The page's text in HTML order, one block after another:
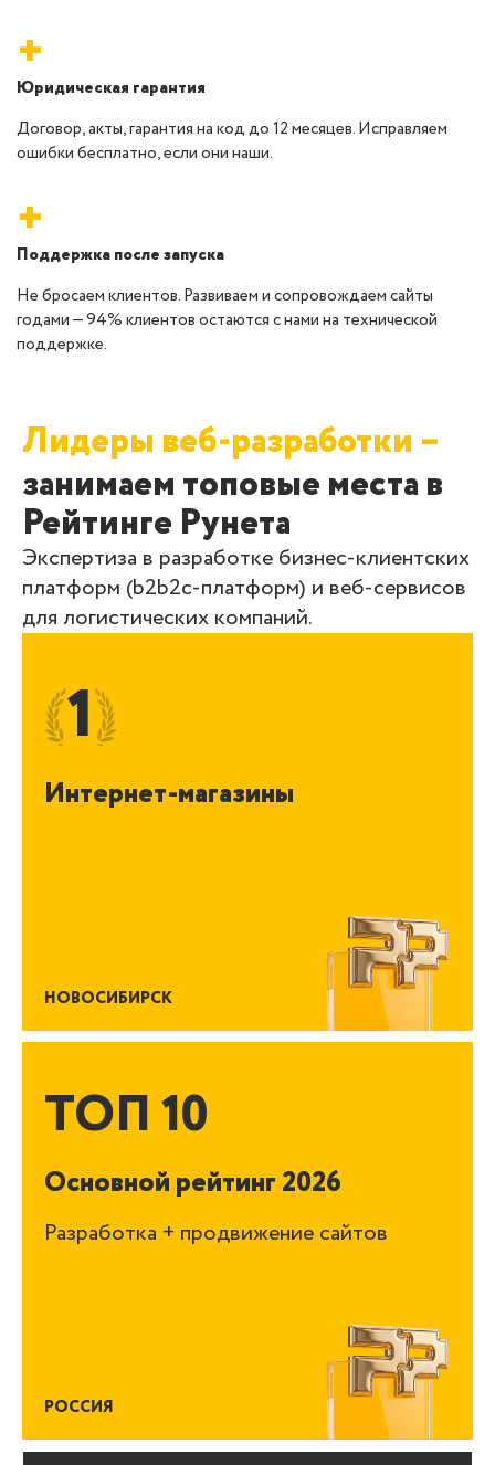
+
Юридическая гарантия
Договор, акты, гарантия на код до 12 месяцев. Исправляем
ошибки бесплатно, если они наши.
+
Поддержка после запуска
Не бросаем клиентов. Развиваем и сопровождаем сайты
годами — 94% клиентов остаются с нами на технической
поддержке.
Лидеры веб-разработки –
занимаем топовые места в
Рейтинге Рунета
Экспертиза в разработке бизнес-клиентских
платформ (b2b2c-платформ) и веб-сервисов
для логистических компаний.
1
Интернет-магазины
НОВОСИБИРСК
ТОП 10
Основной рейтинг 2026
Разработка + продвижение сайтов
РОССИЯ